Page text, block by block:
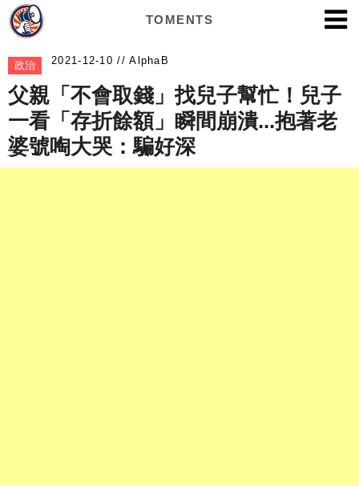
TOMENTS
政治 AlphaB
父親「不會取錢」找兒子幫忙！兒子
一看「存折餘額」瞬間崩潰...抱著老
婆號啕大哭：騙好深